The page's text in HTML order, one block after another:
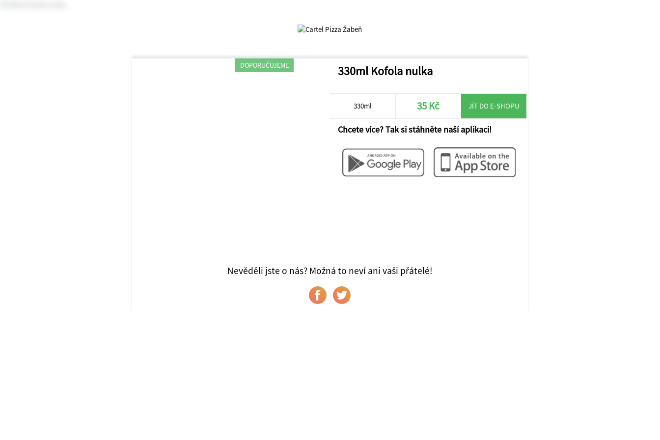
DOPORUČUJEME 330ml Kofola nulka
330ml 35 Kč JÍT DO E-SHOPU
Chcete více? Tak si stáhněte naší aplikaci!
Nevěděli jste o nás? Možná to neví ani vaši přátelé!